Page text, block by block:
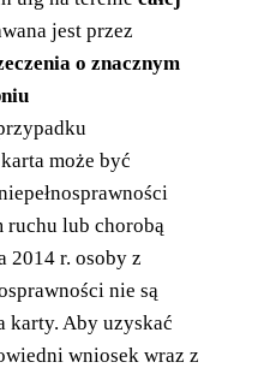
jest przez
o znacznym
może być
ruchu lub chorobą
2014 r. osoby z
nie są
karty. Aby uzyskać
wniosek wraz z